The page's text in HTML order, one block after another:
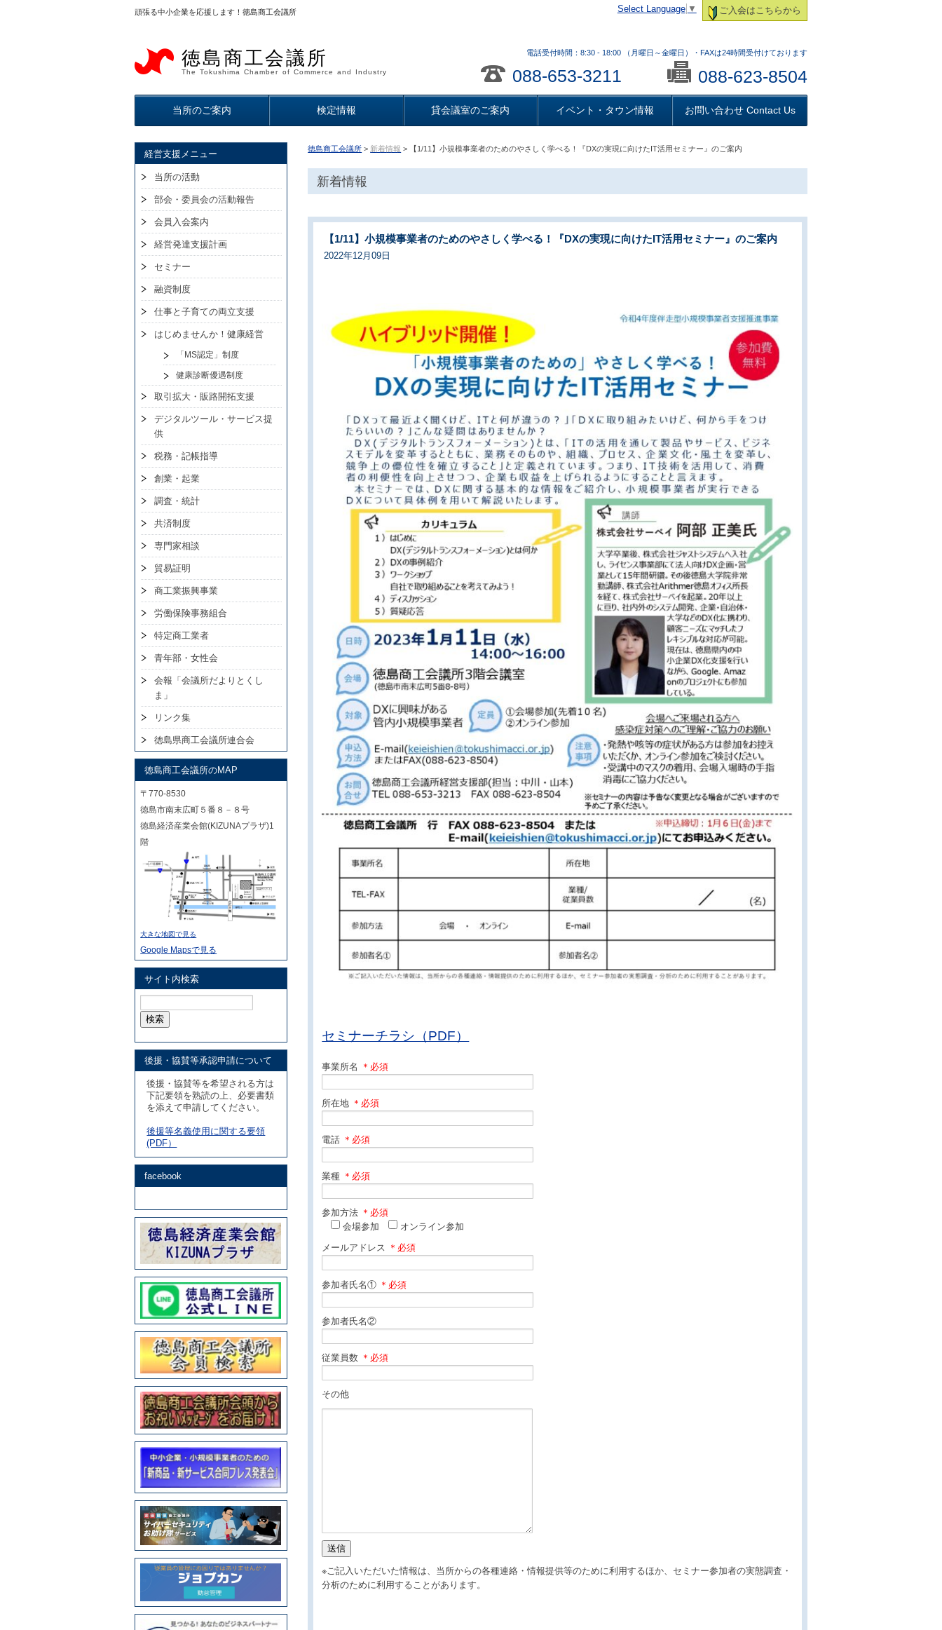
頑張る中小企業を応援します！徳島商工会議所 ご入会はこちらから
Select Language ▼
徳島商工会議所
The Tokushima Chamber of Commerce and Industry
電話受付時間：8:30 - 18:00 （月曜日～金曜日）・FAXは24時間受付けております
088-653-3211 088-623-8504
当所のご案内 検定情報 貸会議室のご案内 イベント・タウン情報 お問い合わせ Contact Us
徳島商工会議所 > 新着情報 > 【1/11】小規模事業者のためのやさしく学べる！『DXの実現に向けたIT活用セミナー』のご案内
新着情報
【1/11】小規模事業者のためのやさしく学べる！『DXの実現に向けたIT活用セミナー』のご案内
2022年12月09日
セミナーチラシ（PDF）
事業所名 ＊必須
所在地 ＊必須
電話 ＊必須
業種 ＊必須
参加方法 ＊必須
会場参加
オンライン参加
メールアドレス ＊必須
参加者氏名① ＊必須
参加者氏名②
従業員数 ＊必須
その他
※ご記入いただいた情報は、当所からの各種連絡・情報提供等のために利用するほか、セミナー参加者の実態調査・
分析のために利用することがあります。
経営支援メニュー
当所の活動
部会・委員会の活動報告
会員入会案内
経営発達支援計画
セミナー
融資制度
仕事と子育ての両立支援
はじめませんか！健康経営
「MS認定」制度
健康診断優遇制度
取引拡大・販路開拓支援
デジタルツール・サービス提
供
税務・記帳指導
創業・起業
調査・統計
共済制度
専門家相談
貿易証明
商工業振興事業
労働保険事務組合
特定商工業者
青年部・女性会
会報「会議所だよりとくし
ま」
リンク集
徳島県商工会議所連合会
徳島商工会議所のMAP
〒770-8530
徳島市南末広町５番８－８号
徳島経済産業会館(KIZUNAプラザ)1
階
大きな地図で見る
Google Mapsで見る
サイト内検索
索:
後援・協賛等承認申請について
後援・協賛等を希望される方は
下記要領を熟読の上、必要書類
を添えて申請してください。
後援等名義使用に関する要領
(PDF）
facebook